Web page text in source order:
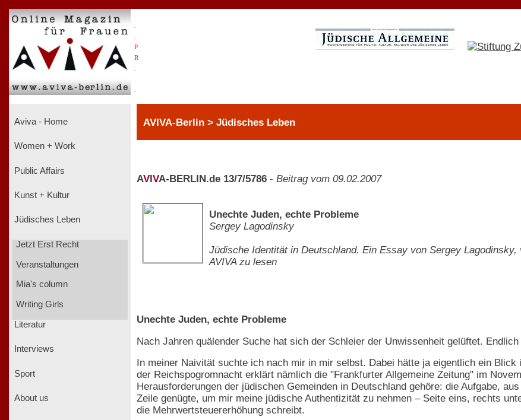
P
R
Aviva - Home
Women + Work
Public Affairs
Kunst + Kultur
Jüdisches Leben
Jetzt Erst Recht
Veranstaltungen
Mia's column
Writing Girls
Literatur
Interviews
Sport
About us
AVIVA-Berlin > Jüdisches Leben
AV VA-BERLIN.de 13/7/5786 - Beitrag vom 09.02.2007
Unechte Juden, echte Probleme
Sergey Lagodinsky
Jüdische Identität in Deutschland. Ein Essay von Sergey
AVIVA zu lesen
Unechte Juden, echte Probleme
Nach Jahren quälender Suche hat sich der Schleier der Unwissenheit gelüftet.
In meiner Naivität suchte ich nach mir in mir selbst. Dabei hätte ja eigentlich ein
der Reichspogromnacht erklärt nämlich die "Frankfurter Allgemeine Zeitung" im
Herausforderungen der jüdischen Gemeinden in Deutschland gehöre: die Aufgabe,
Zeile genügte, um mir meine jüdische Authentizität zu nehmen – Seite eins, rechts
die Mehrwertsteuererhöhung schreibt.